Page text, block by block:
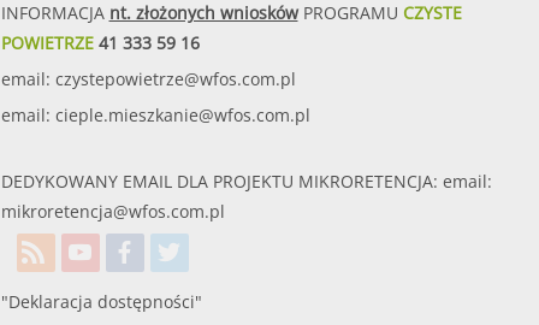
INFORMACJA nt. złożonych wnioskówPROGRAMU CZYSTE
POWIETRZE41 333 59 16
email: czystepowietrze@wfos.com.pl
email: cieple.mieszkanie@wfos.com.pl
DEDYKOWANY EMAIL DLA PROJEKTU MIKRORETENCJA: email:
mikroretencja@wfos.com.pl
"Deklaracja dostępności"